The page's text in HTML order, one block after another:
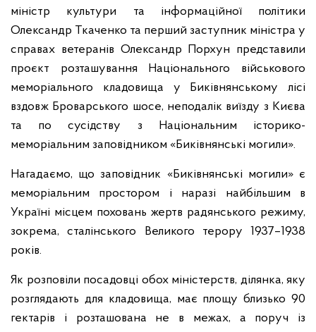
міністр культури та інформаційної політики
Олександр Ткаченко та перший заступник міністра у
справах ветеранів Олександр Порхун представили
проєкт розташування Національного військового
меморіального кладовища у Биківнянському лісі
вздовж Броварського шосе, неподалік виїзду з Києва
та по сусідству з Національним історико-
меморіальним заповідником «Биківнянські могили».
Нагадаємо, що заповідник «Биківнянські могили» є
меморіальним простором і наразі найбільшим в
Україні місцем поховань жертв радянського режиму,
зокрема, сталінського Великого терору 1937–1938
років.
Як розповіли посадовці обох міністерств, ділянка, яку
розглядають для кладовища, має площу близько 90
гектарів і розташована не в межах, а поруч із